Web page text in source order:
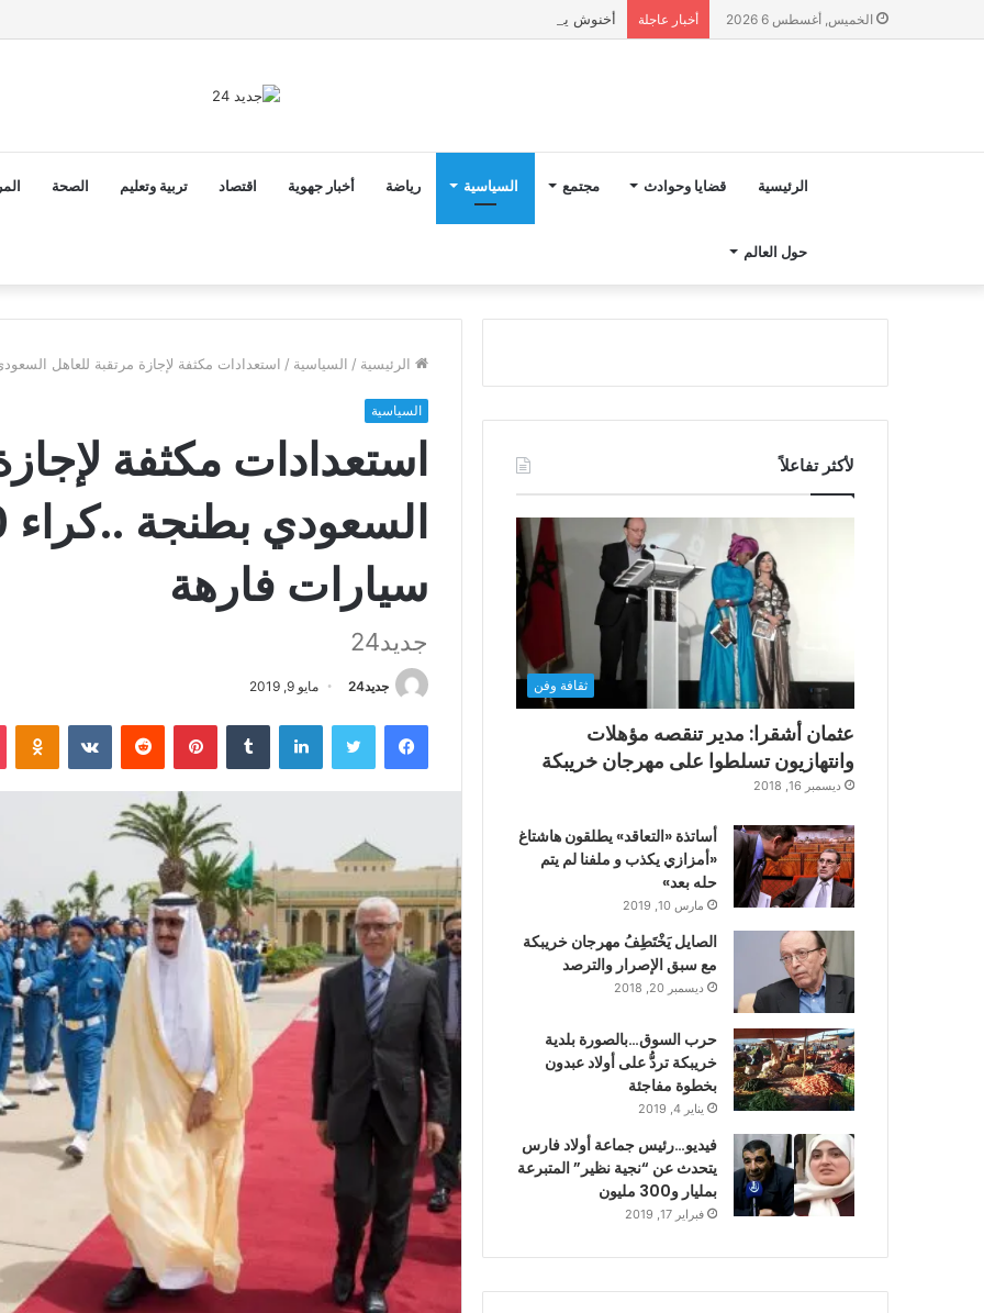
الخميس, أغسطس 6 2026 أخبار عاجلة أخنوش يؤكد في المذكرة التوجيهية حول ميزانية 2027 أن ثوابت العدالة الاجتماعية والمجالية خيار استراتيجي للبلاد
الرئيسية قضايا وحوادث مجتمع السياسية رياضة أخبار جهوية اقتصاد تربية وتعليم الصحة
حول العالم
الرئيسية / السياسية / استعدادات مكثفة لإجازة مرتقبة للعاهل السعودي بطنجة ..كراء 800
السياسية
استعدادات مكثفة
سيارات فارهة
جديد24
جديد24 مايو 9, 2019
فيسبوك تويتر لينكدإن بينتيريست
لأكثر تفاعلاً
ثقافة وفن
عثمان أشقرا: مدير تنقصه مؤهلات
وانتهازيون تسلطوا على مهرجان خريبكة
ديسمبر 16, 2018
أساتذة «التعاقد» يطلقون هاشتاغ
«أمزازي يكذب و ملفنا لم يتم
حله بعد»
مارس 10, 2019
الصايل يَخْتَطِفُ مهرجان خريبكة
مع سبق الإصرار والترصد
ديسمبر 20, 2018
حرب السوق…بالصورة بلدية
خريبكة تردُّ على أولاد عبدون
بخطوة مفاجئة
يناير 4, 2019
فيديو…رئيس جماعة أولاد فارس
يتحدث عن “نجية نظير” المتبرعة
بمليار و300 مليون
فبراير 17, 2019